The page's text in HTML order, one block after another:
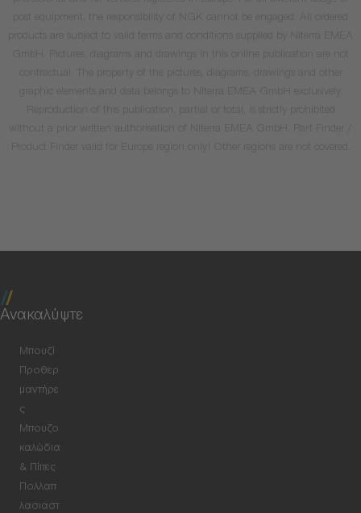
Ανακαλύψτε
Μπουζί
Προθερ
μαντήρε
ς
Μπουζο
καλώδια
& Πίπες
Πολλαπ
λασιαστ